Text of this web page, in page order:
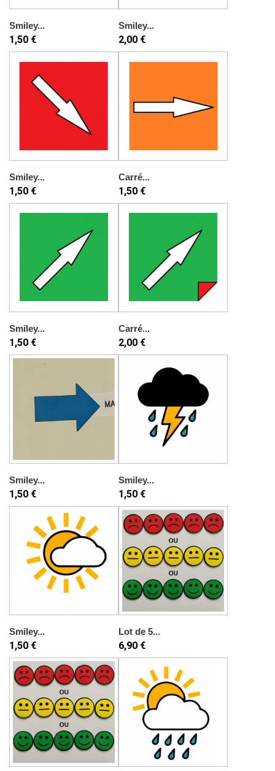
Smiley...
1,50 €
Smiley...
2,00 €
Smiley...
1,50 €
Carré...
1,50 €
Smiley...
1,50 €
Carré...
2,00 €
Smiley...
1,50 €
Smiley...
1,50 €
Smiley...
1,50 €
Lot de 5...
6,90 €